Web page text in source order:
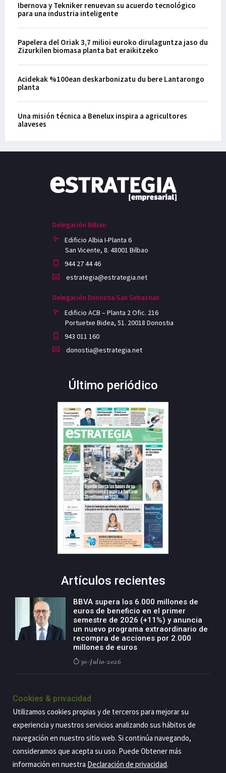
Ibernova y Tekniker renuevan su acuerdo tecnológico
para una industria inteligente
Papelera del Oriak 3,7 milioi euroko dirulaguntza jaso du
Zizurkilen biomasa planta bat eraikitzeko
Acidekak %100ean deskarbonizatu du bere Lantarongo
planta
Una misión técnica a Benelux inspira a agricultores
alaveses
Delegación Bilbao
Edificio Albia I-Planta 6
San Vicente, 8. 48001 Bilbao
944 27 44 46
estrategia@estrategia.net
Delegación Donostia-San Sebastian
Edificio ACB – Planta 2 Ofic. 216
Portuetxe Bidea, 51. 20018 Donostia
943 011 160
donostia@estrategia.net
Último periódico
Artículos recientes
BBVA supera los 6.000 millones de
euros de beneficio en el primer
semestre de 2026 (+11%) y anuncia
un nuevo programa extraordinario de
recompra de acciones por 2.000
millones de euros
30-Julio-2026
negocio agro con un modelo global
de especialización presente en siete
países
29-Julio-2026
Cookies & privacidad
Utilizamos cookies propias y de terceros para mejorar su
experiencia y nuestros servicios analizando sus hábitos de
navegación en nuestro sitio web. Si continúa navegando,
consideramos que acepta su uso. Puede Obtener más
información en nuestra Declaración de privacidad.